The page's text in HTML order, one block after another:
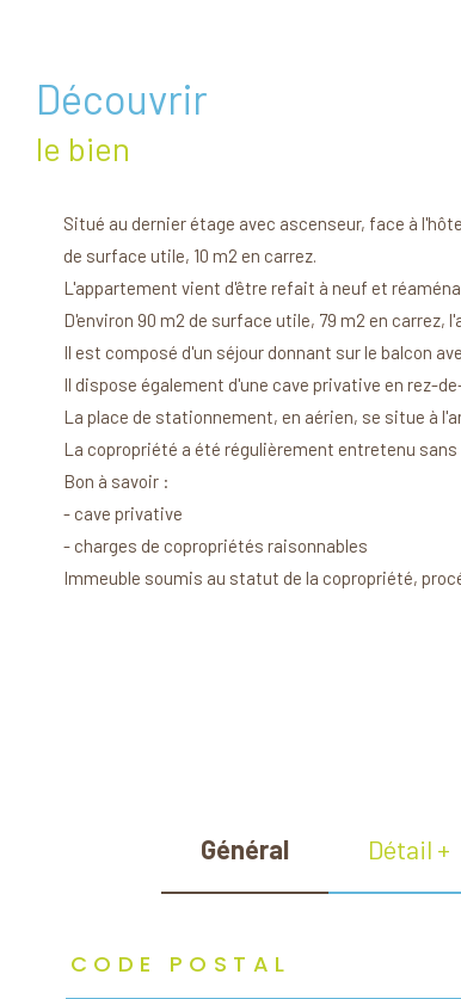
découvrir
le bien
Situé au dernier étage avec ascenseur, face à
de surface utile, 10 m2 en carrez.
L'appartement vient d'être refait à neuf et
D'environ 90 m2 de surface utile, 79 m2 en
Il est composé d'un séjour donnant sur le balcon
Il dispose également d'une cave privative en rez-
La place de stationnement, en aérien, se situe à
La copropriété a été régulièrement entretenu
Bon à savoir :
- cave privative
- charges de copropriétés raisonnables
Immeuble soumis au statut de la copropriété,
Général Détail +
TRAD_ZEPHYR_Caracteristique
CODE POSTAL